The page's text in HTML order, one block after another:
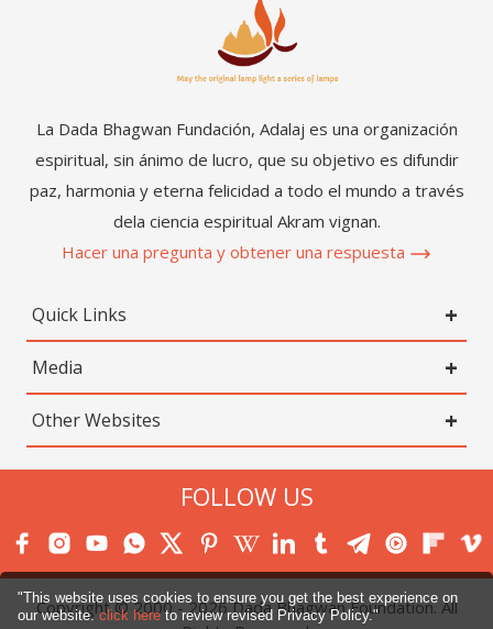
"This website uses cookies to ensure you get the best experience on
our website.click hereto review revised Privacy Policy."
La Dada Bhagwan Fundación, Adalaj es una organización
espiritual, sin ánimo de lucro, que su objetivo es difundir
paz, harmonia y eterna felicidad a todo el mundo a través
dela ciencia espiritual Akram vignan.
Hacer una pregunta y obtener una respuesta
Quick Links
Media
Other Websites
FOLLOW US
Copyright © 2000 -2026Dada Bhagwan Foundation. All